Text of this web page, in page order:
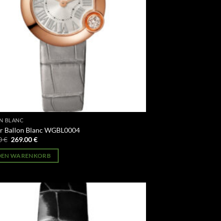
BLANC
Ballon Blanc WGBL0004
€ Ursprünglicher
war:
499.00 €
269.00€Aktueller
ist:
269.00 €.
WARENKORB